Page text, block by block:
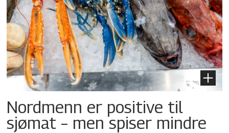
Nordmenn er positive til
sjømat – men spiser mindre